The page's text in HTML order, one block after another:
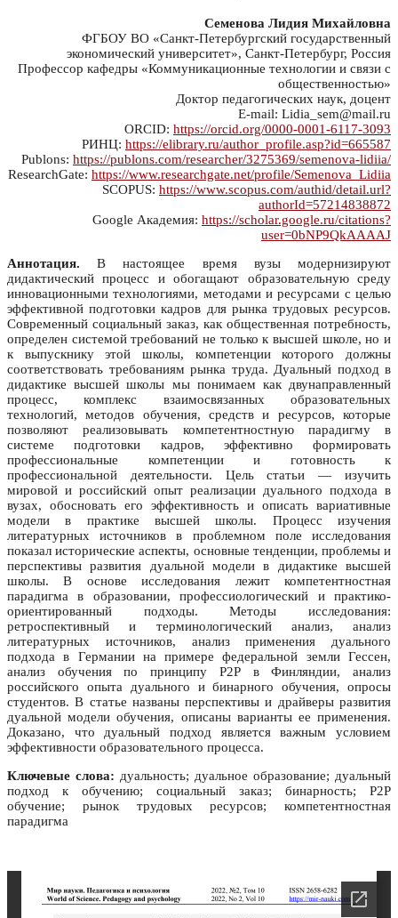
Семенова Лидия Михайловна
ФГБОУ ВО «Санкт-Петербургский государственный
экономический университет», Санкт-Петербург, Россия
Профессор кафедры «Коммуникационные технологии и связи с
общественностью»
Доктор педагогических наук, доцент
E-mail: Lidia_sem@mail.ru
ORCID: https://orcid.org/0000-0001-6117-3093
РИНЦ: https://elibrary.ru/author_profile.asp?id=665587
Publons: https://publons.com/researcher/3275369/semenova-lidiia/
ResearchGate: https://www.researchgate.net/profile/Semenova_Lidiia
SCOPUS: https://www.scopus.com/authid/detail.url?
authorId=57214838872
Google Академия: https://scholar.google.ru/citations?
user=0bNP9QkAAAAJ
Аннотация. В настоящее время вузы модернизируют
дидактический процесс и обогащают образовательную среду
инновационными технологиями, методами и ресурсами с целью
эффективной подготовки кадров для рынка трудовых ресурсов.
Современный социальный заказ, как общественная потребность,
определен системой требований не только к высшей школе, но и
к выпускнику этой школы, компетенции которого должны
соответствовать требованиям рынка труда. Дуальный подход в
дидактике высшей школы мы понимаем как двунаправленный
процесс, комплекс взаимосвязанных образовательных
технологий, методов обучения, средств и ресурсов, которые
позволяют реализовывать компетентностную парадигму в
системе подготовки кадров, эффективно формировать
профессиональные компетенции и готовность к
профессиональной деятельности. Цель статьи — изучить
мировой и российский опыт реализации дуального подхода в
вузах, обосновать его эффективность и описать вариативные
модели в практике высшей школы. Процесс изучения
литературных источников в проблемном поле исследования
показал исторические аспекты, основные тенденции, проблемы и
перспективы развития дуальной модели в дидактике высшей
школы. В основе исследования лежит компетентностная
парадигма в образовании, профессиологический и практико-
ориентированный подходы. Методы исследования:
ретроспективный и терминологический анализ, анализ
литературных источников, анализ применения дуального
подхода в Германии на примере федеральной земли Гессен,
анализ обучения по принципу Р2Р в Финляндии, анализ
российского опыта дуального и бинарного обучения, опросы
студентов. В статье названы перспективы и драйверы развития
дуальной модели обучения, описаны варианты ее применения.
Доказано, что дуальный подход является важным условием
эффективности образовательного процесса.
Ключевые слова: дуальность; дуальное образование; дуальный
подход к обучению; социальный заказ; бинарность; Р2Р
обучение; рынок трудовых ресурсов; компетентностная
парадигма